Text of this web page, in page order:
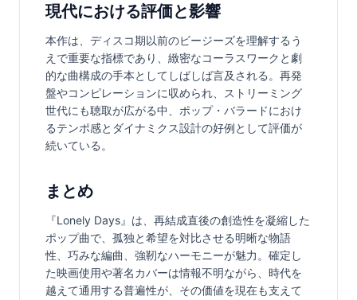
現代における評価と影響
本作は、ディスコ期以前のビージーズを理解するう
えで重要な指標であり、緻密なコーラスワークと劇
的な曲構成の手本としてしばしば言及される。再発
盤やコンピレーションに収められ、ストリーミング
世代にも聴取が広がる中、ポップ・バラードにおけ
るテンポ感とダイナミクス設計の好例として評価が
続いている。
まとめ
『Lonely Days』は、再結成直後の創造性を凝縮した
ポップ曲で、孤独と希望を対比させる明晰な物語
性、巧みな編曲、強靭なハーモニーが魅力。確定し
た映画使用や著名カバーは情報不明ながら、時代を
越えて通用する普遍性が、その価値を現在も支えて